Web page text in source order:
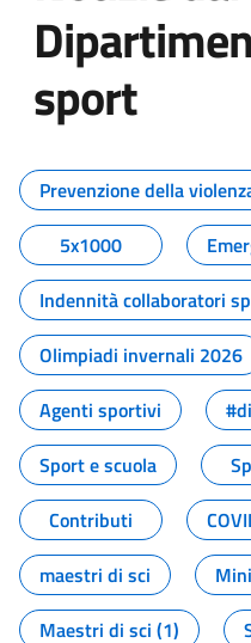
sport
Tutti i
Prevenzione della
5x1000
Indennità collaboratori
Olimpiadi invernali 2026
Agenti sportivi
Sport e scuola
Contributi
maestri di sci
Maestri di sci (1)